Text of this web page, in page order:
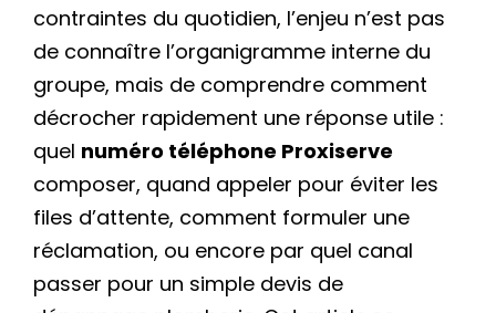
contraintes du quotidien, l’enjeu n’est pas
de connaître l’organigramme interne du
groupe, mais de comprendre comment
décrocher rapidement une réponse utile :
quel numéro téléphone Proxiserve
composer, quand appeler pour éviter les
files d’attente, comment formuler une
réclamation, ou encore par quel canal
passer pour un simple devis de